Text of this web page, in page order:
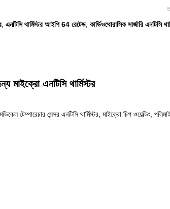
, এনটিসি থার্মিস্টর আইপি 64 রেটেড, কার্ডিওথোরাসিক সার্জারি এনটিসি
মাইক্রো এনটিসি থার্মিস্টর
টেম্পারেচার সেন্সর এনটিসি থার্মিস্টর, মাইক্রো চিপ